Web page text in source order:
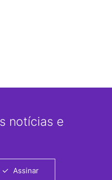
notícias e
Assinar